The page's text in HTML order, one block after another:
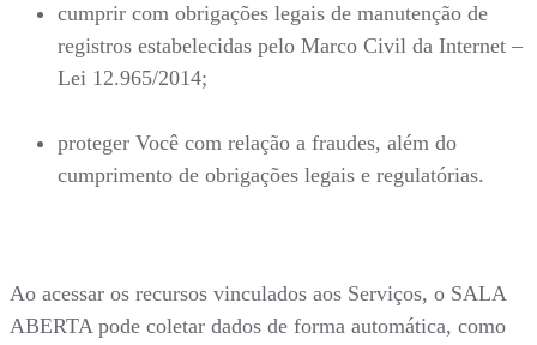
cumprir com obrigações legais de manutenção de
registros estabelecidas pelo Marco Civil da Internet –
Lei 12.965/2014;
proteger Você com relação a fraudes, além do
cumprimento de obrigações legais e regulatórias.
Ao acessar os recursos vinculados aos Serviços, o SALA
ABERTA pode coletar dados de forma automática, como